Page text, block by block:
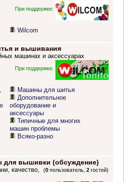
При поддержке:
Wilcom
и вышивания
машинах и аксессуарах
При поддержке:
Машины для шитья
Дополнительное
оборудование и
аксессуары
Типичные для многих
машин проблемы
Всяко-разно
для вышивки (обсуждение)
(0 пользователь,2 гостей)
качество,